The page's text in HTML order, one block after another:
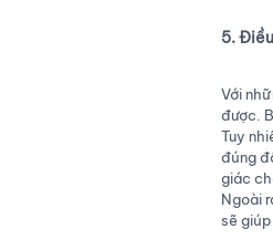
5.
Với
được.
Tuy
đúng
giác
Ngoài
sẽ